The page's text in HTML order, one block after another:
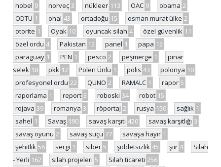
nobel 9 norveç 3 nükleer 113 OAC 9 obama 2
ODTÜ 1 ohal 43 ortadoğu 15 osman murat ülke 2
otorite 1 Oyak 10 oyuncak silah 4 özel güvenlik 11
özel ordu 4 Pakistan 12 panel 1 papa 12
paraguay 1 PEN 1 pesco 2 peşmerge 1
pınar
selek 18 pkk 12 Polen Ünlü 1 polis 43 polonya 10
profesyonel ordu 22 QUNO 2 RAMALC 1 rapor 5
raporlama 1 report 3 roboski 34 robot 15
rojava 39 romanya 3 röportaj 2 rusya 150 sağlık 1
sahel 1 Savaş 190 savaş karşıtı 420 savaş karşıtlığı 3
savaş oyunu 2 savaş suçu 77 savaşa hayır 1
şehitlik 56 sergi 1 siber 5 şiddetsizlik 45 şiir 4
Silah
- Yerli 162 silah projeleri 5 Silah ticareti 256